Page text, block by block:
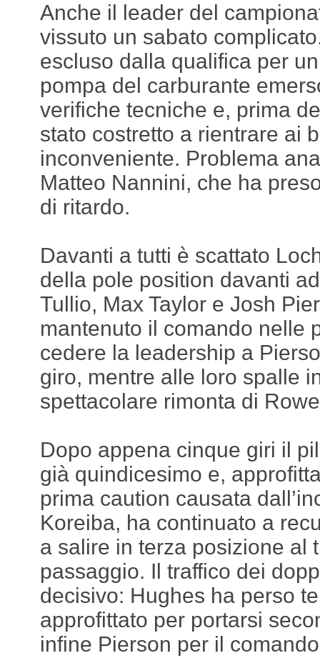
Anche il leader del
vissuto un sabato
escluso dalla qualifica per
pompa del carburante
verifiche tecniche e, prima
stato costretto a rientrare ai
inconveniente. Problema
Matteo Nannini, che ha
di ritardo.
Davanti a tutti è scattato
della pole position davanti
Tullio, Max Taylor e Josh
mantenuto il comando nelle
cedere la leadership a
giro, mentre alle loro spalle
spettacolare rimonta di
Dopo appena cinque giri il
già quindicesimo e,
prima caution causata
Koreiba, ha continuato a
a salire in terza posizione al
passaggio. Il traffico dei
decisivo: Hughes ha perso
approfittato per portarsi
infine Pierson per il